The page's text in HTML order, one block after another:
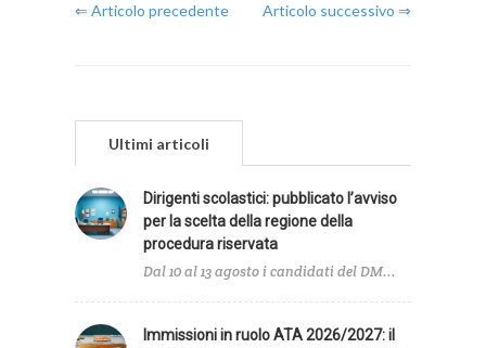
⇐ Articolo precedente Articolo successivo ⇒
Ultimi articoli
Dirigenti scolastici: pubblicato l’avviso
per la scelta della regione della
procedura riservata
Dal 10 al 13 agosto i candidati del DM...
Immissioni in ruolo ATA 2026/2027: il